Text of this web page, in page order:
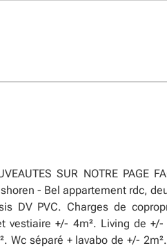
SUR NOTRE PAGE
- Bel appartement rdc,
DV PVC. Charges de
vestiaire +/- 4m². Living de
Wc séparé + lavabo de +/-